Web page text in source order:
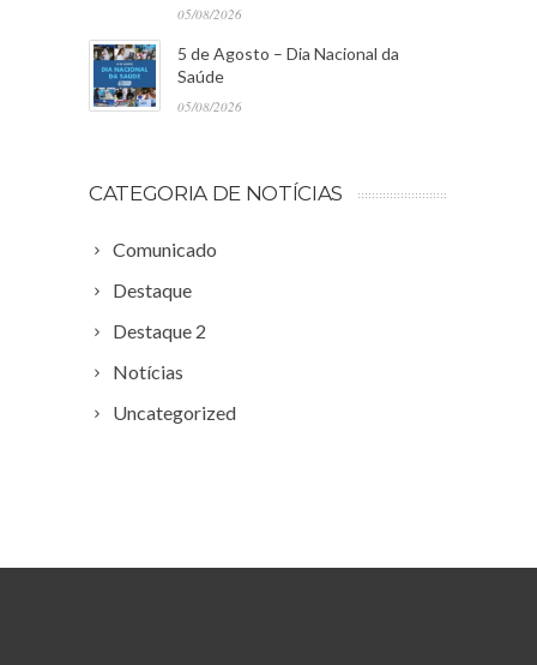
05/08/2026
5 de Agosto – Dia Nacional da
Saúde
05/08/2026
CATEGORIA DE NOTÍCIAS
Comunicado
Destaque
Destaque 2
Notícias
Uncategorized